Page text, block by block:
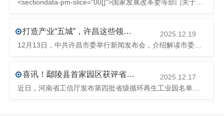
打造产业“五城”，许昌这些领域将迎来大发展！
2025.12.19
喜讯！鄢陵县首家园区获评省级循环再生工业园
2025.12.17